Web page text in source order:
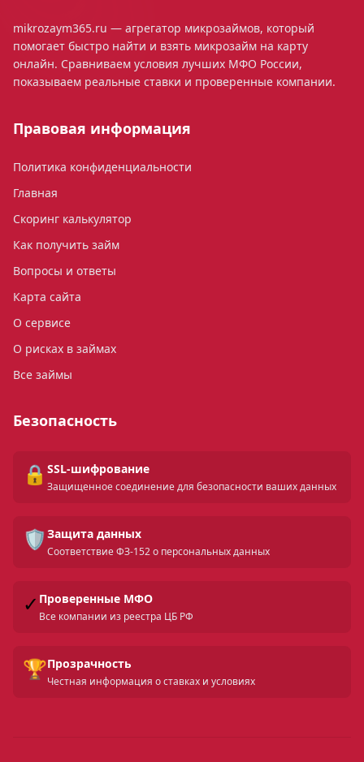
mikrozaym365.ru — агрегатор микрозаймов, который
помогает быстро найти и взять микрозайм на карту
онлайн. Сравниваем условия лучших МФО России,
показываем реальные ставки и проверенные компании.
Правовая информация
Политика конфиденциальности
Главная
Скоринг калькулятор
Как получить займ
Вопросы и ответы
Карта сайта
О сервисе
О рисках в займах
Все займы
Безопасность
🔒 SSL-шифрование
Защищенное соединение для безопасности ваших данных
🛡️ Защита данных
Соответствие ФЗ-152 о персональных данных
✓ Проверенные МФО
Все компании из реестра ЦБ РФ
🏆Прозрачность
Честная информация о ставках и условиях